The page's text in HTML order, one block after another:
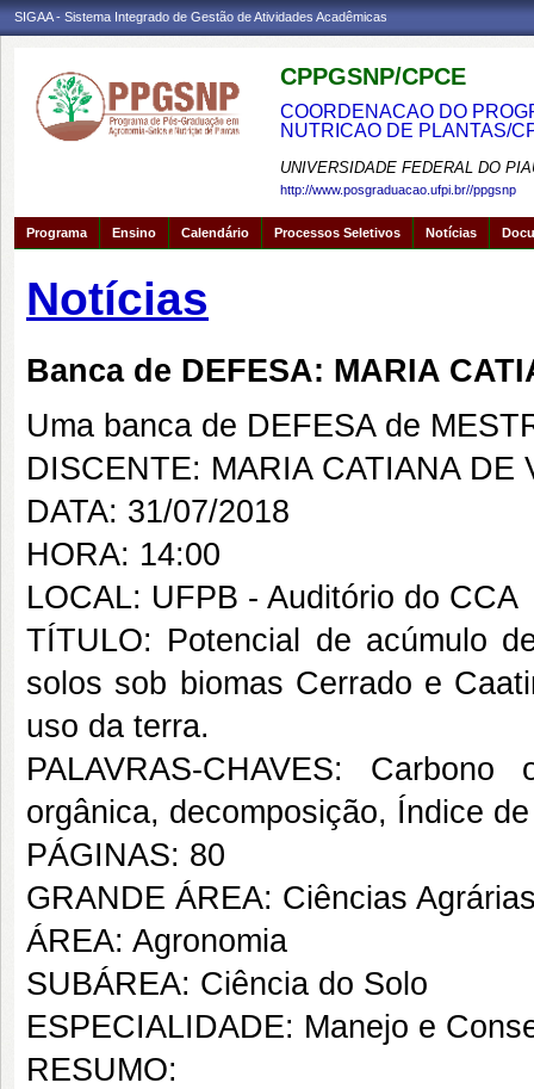
SIGAA - Sistema Integrado de Gestão de Atividades Acadêmicas
CPPGSNP/CPCE
COORDENACAO DO
NUTRICAO DE PLANTAS/
UNIVERSIDADE FEDERAL DO
http://www.posgraduacao.ufpi.br//ppgsnp
Programa Ensino Calendário Processos Seletivos Notícias
Notícias
Banca de DEFESA: MARIA
Uma banca de DEFESA de
DISCENTE: MARIA CATIANA DE
DATA: 31/07/2018
HORA: 14:00
LOCAL: UFPB - Auditório do CCA
TÍTULO: Potencial de acúmulo
solos sob biomas Cerrado e
uso da terra.
PALAVRAS-CHAVES:
orgânica, decomposição, Índice
PÁGINAS: 80
GRANDE ÁREA: Ciências
ÁREA: Agronomia
SUBÁREA: Ciência do Solo
ESPECIALIDADE: Manejo e
RESUMO: